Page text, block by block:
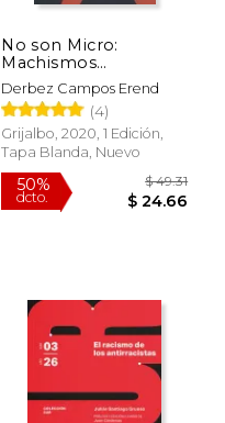
No son Micro:
Machismos
Cotidianos
Derbez Campos Erend
(4)
Grijalbo, 2020, 1 Edición,
Tapa Blanda, Nuevo